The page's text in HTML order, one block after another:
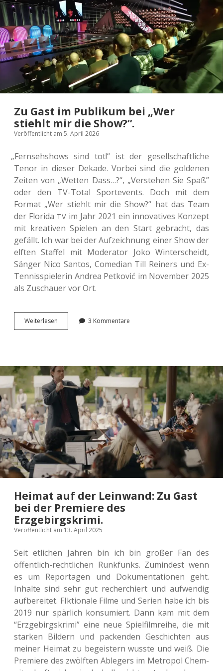
Zu Gast im Publikum bei „Wer
stiehlt mir die Show?“.
Veröffentlicht am 5. April 2026
„Fern­seh­shows sind tot!“ ist der gesell­schaft­li­che
Tenor in dieser Dekade. Vorbei sind die gol­de­nen
Zeiten von „Wetten Dass…?“, „Ver­ste­hen Sie Spaß”
oder den TV-Total Sport­events. Doch mit dem
Format „Wer stiehlt mir die Show?“ hat das Team
der Flo­ri­da TV im Jahr 2021 ein inno­va­ti­ves Kon­zept
mit krea­ti­ven Spie­len an den Start gebracht, das
gefällt. Ich war bei der Auf­zeich­nung einer Show der
elften Staf­fel mit Mode­ra­tor Joko Win­ter­scheidt,
Sänger Nico Santos, Come­di­an Till Rei­ners und Ex-
Ten­nis­spie­le­rin Andrea Pet­ko­vić im Novem­ber 2025
als Zuschau­er vor Ort.
Wei­ter­le­sen
Gast
bei
„Wer
stiehlt
mir
die Show?“.
3 Kommentare
Heimat auf der Leinwand: Zu Gast
bei der Premiere des
Erzgebirgskrimi.
Veröffentlicht am 13. April 2025
Seit etli­chen Jahren bin ich bin großer Fan des
öffent­lich-recht­li­chen Runk­funks. Zumin­dest wenn
es um Repor­ta­gen und Doku­men­ta­tio­nen geht.
Inhal­te sind sehr gut recher­chiert und auf­wen­dig
auf­be­rei­tet. FIk­tio­na­le Filme und Serien habe ich bis
2019 nur spär­lich kon­su­miert. Dann kam mit dem
“Erz­ge­birgs­kri­mi” eine neue Spiel­film­rei­he, die mit
star­ken Bil­dern und packen­den Geschich­ten aus
meiner Heimat zu begeis­tern wusste und weiß. Die
Pre­mie­re des zwölf­ten Able­gers im Metro­pol Chem­